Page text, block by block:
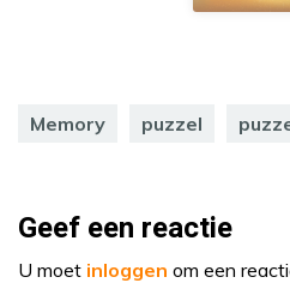
Memory puzzel
Geef een reactie
U moet inloggen om een